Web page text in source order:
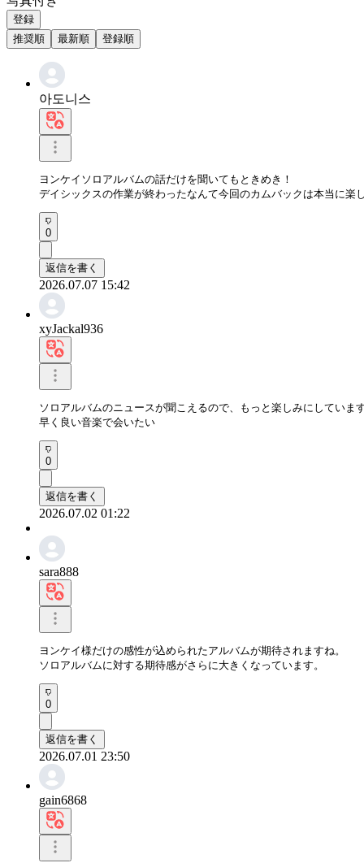
登録
推奨順
最新順 登録順
아도니스
ヨンケイソロアルバムの話だけを聞いてもときめき！
デイシックスの作業が終わったなんて今回のカムバックは本当に楽
0
返信を書く
2026.07.07 15:42
xyJackal936
ソロアルバムのニュースが聞こえるので、もっと楽しみにしていま
早く良い音楽で会いたい
0
返信を書く
2026.07.02 01:22
sara888
ヨンケイ様だけの感性が込められたアルバムが期待されますね。
ソロアルバムに対する期待感がさらに大きくなっています。
0
返信を書く
2026.07.01 23:50
gain6868